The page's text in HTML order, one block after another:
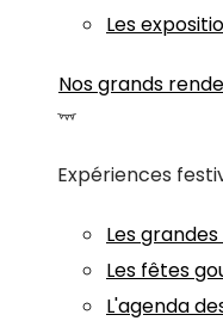
Les
Nos grands
Expériences
Les
Les fêtes
L'agenda